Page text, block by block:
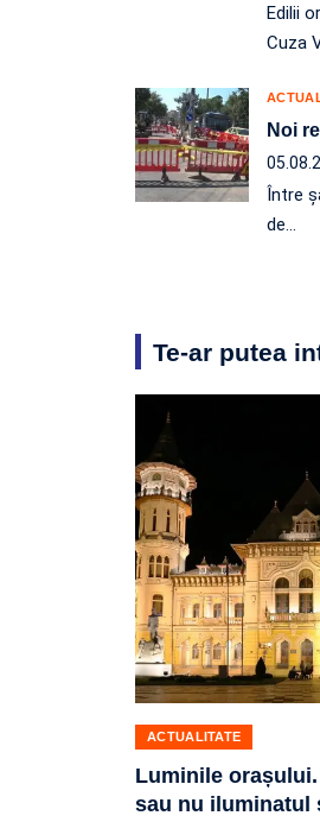
Edilii
Cuza
Noi
Între
de…
Te-ar putea
ACTUALITATE
Luminile
sau nu iluminatul